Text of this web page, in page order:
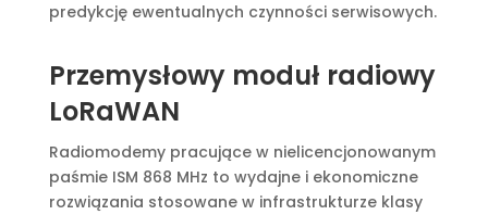
predykcję ewentualnych czynności serwisowych.
Przemysłowy moduł radiowy
LoRaWAN
Radiomodemy pracujące w nielicencjonowanym
paśmie ISM 868 MHz to wydajne i ekonomiczne
rozwiązania stosowane w infrastrukturze klasy